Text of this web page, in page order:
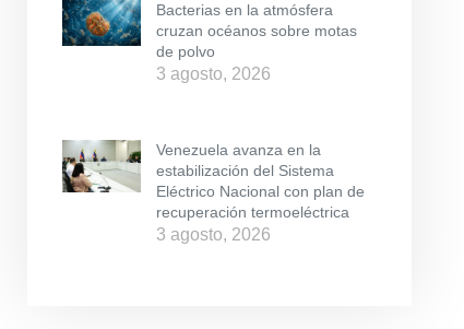
Bacterias en la atmósfera
cruzan océanos sobre motas
de polvo
3 agosto, 2026
Venezuela avanza en la
estabilización del Sistema
Eléctrico Nacional con plan de
recuperación termoeléctrica
3 agosto, 2026